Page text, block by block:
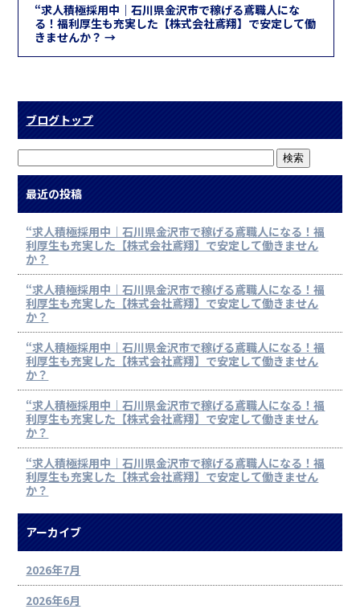
“求人積極採用中｜石川県金沢市で稼げる鳶職人にな
る！福利厚生も充実した【株式会社鳶翔】で安定して働
きませんか？→
ブログトップ
最近の投稿
“求人積極採用中｜石川県金沢市で稼げる鳶職人になる！福
利厚生も充実した【株式会社鳶翔】で安定して働きません
か？
“求人積極採用中｜石川県金沢市で稼げる鳶職人になる！福
利厚生も充実した【株式会社鳶翔】で安定して働きません
か？
“求人積極採用中｜石川県金沢市で稼げる鳶職人になる！福
利厚生も充実した【株式会社鳶翔】で安定して働きません
か？
“求人積極採用中｜石川県金沢市で稼げる鳶職人になる！福
利厚生も充実した【株式会社鳶翔】で安定して働きません
か？
“求人積極採用中｜石川県金沢市で稼げる鳶職人になる！福
利厚生も充実した【株式会社鳶翔】で安定して働きません
か？
アーカイブ
2026年7月
2026年6月